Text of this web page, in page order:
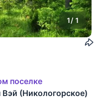
1/ 1
поселке
(Никологорское)